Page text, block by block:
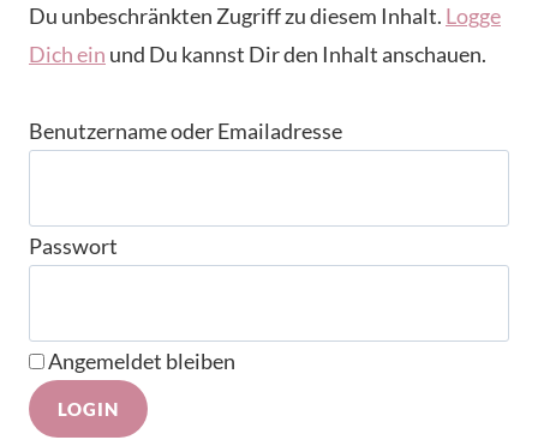
Du unbeschränkten Zugriff zu diesem Inhalt. Logge
Dich ein und Du kannst Dir den Inhalt anschauen.
Benutzername oder Emailadresse
Passwort
Angemeldet bleiben